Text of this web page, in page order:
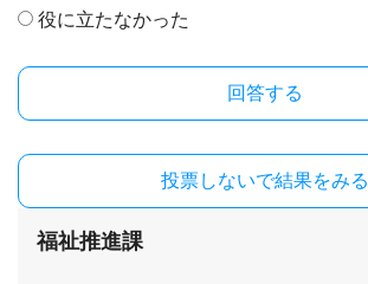
役に立たなかった
投票しないで結果をみる
福祉推進課